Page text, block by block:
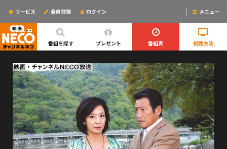
番組を探す プレゼント 番組表 視聴方法
サービス 会員登録 ログイン メニュー
ログインするとリマインドメールが使えるYO!